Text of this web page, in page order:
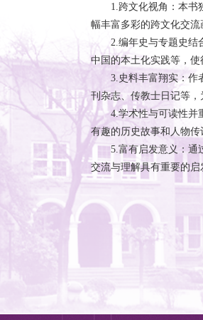
1.跨文化视角：本书
幅丰富多彩的跨文化交流
2.编年史与专题史结
中国的本土化实践等，使
3.史料丰富翔实：作
刊杂志、传教士日记等，
4.学术性与可读性并
有趣的历史故事和人物传
5.富有启发意义：通
交流与理解具有重要的启